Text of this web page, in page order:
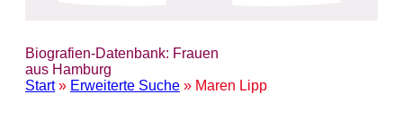
Biografien-Datenbank: Frauen
aus Hamburg
Start» Erweiterte Suche » Maren Lipp